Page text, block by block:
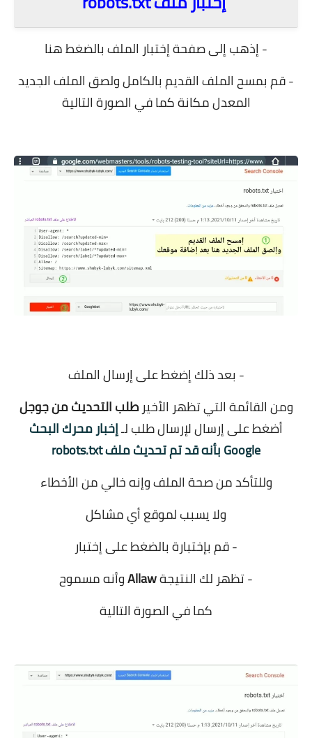
- إذهب إلى صفحة إختبار الملف بالضغطهنا
- قم بمسح الملف القديم بالكامل ولصق الملف الجديد
المعدل مكانة كما في الصورة التالية
- بعد ذلك إضغط على إرسال الملف
ومن القائمة التي تظهر الأخيرطلب التحديث من جوجل
أضغط على إرسال لإرسال طلب لـإخبار محرك البحث
Google بأنه قد تم تحديث ملف robots.txt
وللتأكد من صحة الملف وإنه خالي من الأخطاء
ولا يسبب لموقع أي مشاكل
- قم بإختبارة بالضغط على إختبار
- تظهر لك النتيجةAllawوأنه مسموح
كما في الصورة التالية